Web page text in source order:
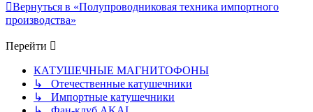
Вернуться в «Полупроводниковая техника импортного
производства»
Перейти
КАТУШЕЧНЫЕ МАГНИТОФОНЫ
↳ Отечественные катушечники
↳ Импортные катушечники